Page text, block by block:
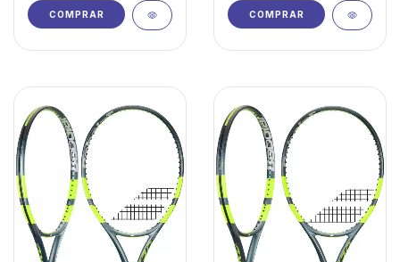
COMPRAR COMPRAR